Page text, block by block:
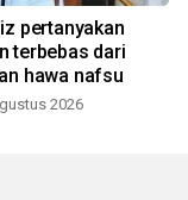
pertanyakan
terbebas dari
hawa nafsu
2026